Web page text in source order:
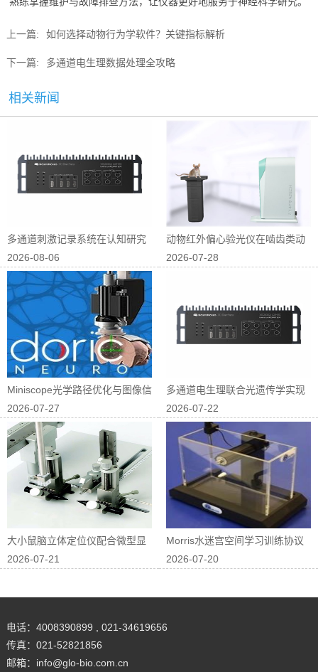
上一篇: 如何选择动物行为学软件？关键指标解析
下一篇: 多通道电生理数据处理全攻略
相关新闻
多通道刺激记录系统在认知研究
中的应用
2026-08-06
动物红外偏心验光仪在啮齿类动
物屈光研究中...
2026-07-28
Miniscope光学路径优化与图像信
噪...
2026-07-27
多通道电生理联合光遗传学实现
神经回路因果...
2026-07-22
大小鼠脑立体定位仪配合微型显
微镜进行在体...
2026-07-21
Morris水迷宫空间学习训练协议
优化
2026-07-20
电话：4008390899 , 021-34619656
传真：021-52821856
邮箱：info@glo-bio.com.cn